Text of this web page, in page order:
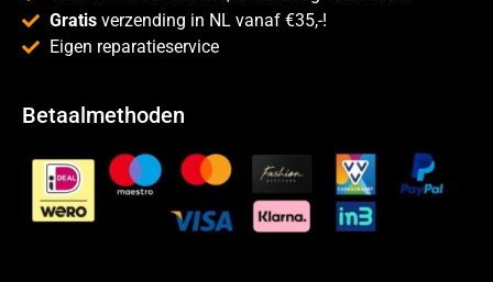
Gratis verzending in NL vanaf €35,-!
Eigen reparatieservice
Betaalmethoden